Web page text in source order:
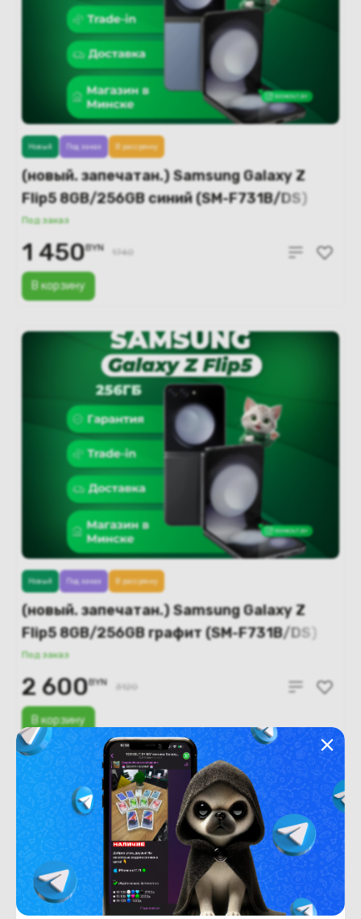
(новый. запечатан.) Samsung Galaxy Z
Flip5 8GB/256GB синий (SM-F731B/DS)
Под заказ
В корзину
Новый Под заказ В рассрочку
1 450BYN 1740
(новый. запечатан.) Samsung Galaxy Z
Flip5 8GB/256GB графит (SM-F731B/DS)
Под заказ
В корзину
Новый Под заказ В рассрочку
2 600BYN 3120